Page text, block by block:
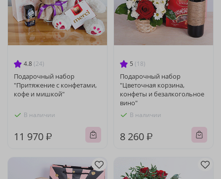
4.8 (24)
Подарочный набор
"Притяжение с конфетами,
кофе и мишкой"
В наличии
11 970 ₽
5 (18)
Подарочный набор
"Цветочная корзина,
конфеты и безалкогольное
вино"
В наличии
8 260 ₽